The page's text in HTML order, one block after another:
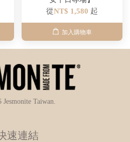
從NT$ 1,580 起
加入購物車
Taiwan.
速連結